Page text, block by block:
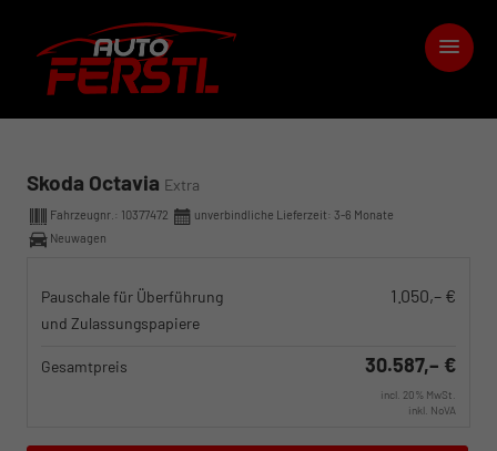
Skoda Octavia Extra
Fahrzeugnr.: 10377472
unverbindliche Lieferzeit: 3-6 Monate
Neuwagen
Pauschale für Überführung
und Zulassungspapiere
1.050,– €
Gesamtpreis 30.587,– €
incl. 20% MwSt.
inkl. NoVA